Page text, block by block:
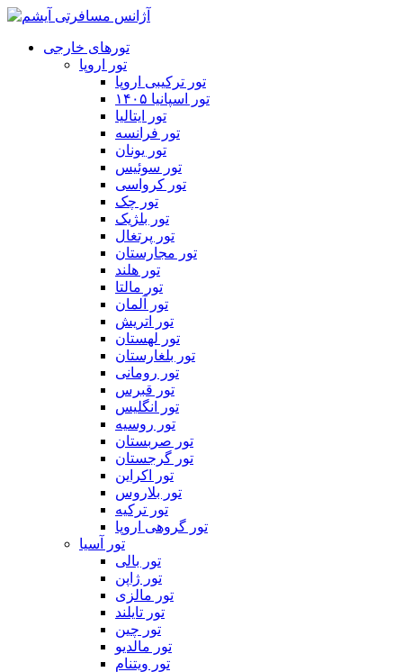
تورهای خارجی
تور اروپا
تور ترکیبی اروپا
تور اسپانیا ۱۴۰۵
تور ایتالیا
تور فرانسه
تور یونان
تور سوئیس
تور کرواسی
تور چک
تور بلژیک
تور پرتغال
تور مجارستان
تور هلند
تور مالتا
تور آلمان
تور اتریش
تور لهستان
تور بلغارستان
تور رومانی
تور قبرس
تور انگلیس
تور روسیه
تور صربستان
تور گرجستان
تور اکراین
تور بلاروس
تور ترکیه
تور گروهی اروپا
تور آسیا
تور بالی
تور ژاپن
تور مالزی
تور تایلند
تور چین
تور مالدیو
تور ویتنام